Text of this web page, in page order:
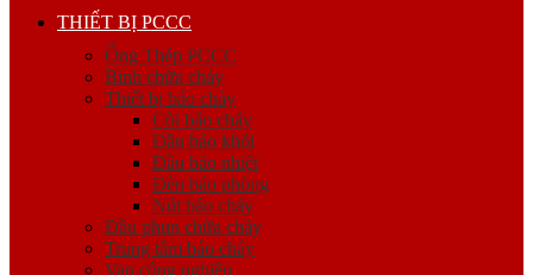
THIẾT BỊ PCCC
Ống Thép PCCC
Bình chữa cháy
Thiết bị báo cháy
Còi báo cháy
Đầu báo khói
Đầu báo nhiệt
Đèn báo phòng
Nút báo cháy
Đầu phun chữa cháy
Trung tâm báo cháy
Van công nghiệp